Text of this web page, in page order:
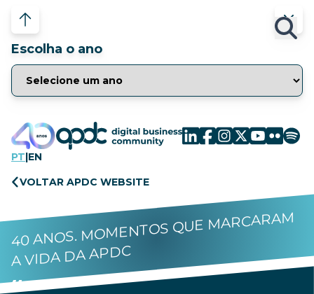
Escolha o ano
PT|EN
VOLTAR APDC WEBSITE
40 ANOS. MOMENTOS QUE MARCARAM
A VIDA DA APDC